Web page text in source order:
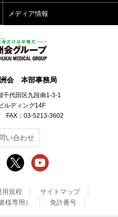
メディア情報
会 本部事務局
代田区九段南1-3-1
ルディング14F
FAX：03-5213-3602
い合わせ
用規程
サイトマップ
様専用） 免許番号